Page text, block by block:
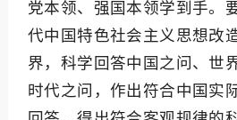
党本领、强国本领学到手。
代中国特色社会主义思想改
界，科学回答中国之问、世
时代之问，作出符合中国实